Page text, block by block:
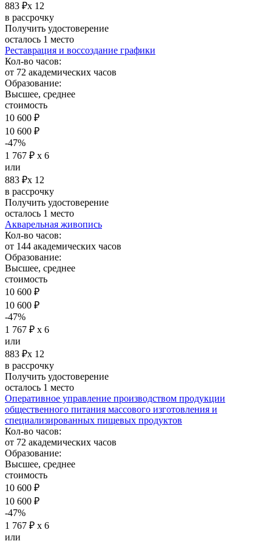
883 ₽х 12
в рассрочку
Получить удостоверение
осталось 1 место
Реставрация и воссоздание графики
Кол-во часов:
от 72 академических часов
Образование:
Высшее, среднее
стоимость
10 600 ₽
10 600 ₽
-47%
1 767 ₽ х 6
или
883 ₽х 12
в рассрочку
Получить удостоверение
осталось 1 место
Акварельная живопись
Кол-во часов:
от 144 академических часов
Образование:
Высшее, среднее
стоимость
10 600 ₽
10 600 ₽
-47%
1 767 ₽ х 6
или
883 ₽х 12
в рассрочку
Получить удостоверение
осталось 1 место
Оперативное управление производством продукции
общественного питания массового изготовления и
специализированных пищевых продуктов
Кол-во часов:
от 72 академических часов
Образование:
Высшее, среднее
стоимость
10 600 ₽
10 600 ₽
-47%
1 767 ₽ х 6
или